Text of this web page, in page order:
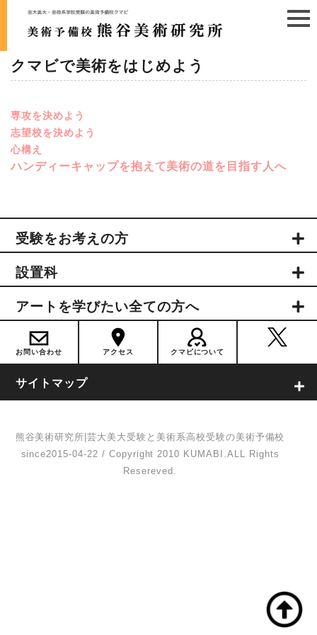
クマビで美術をはじめよう
専攻を決めよう
志望校を決めよう
心構え
ハンディーキャップを抱えて美術の道を目指す人へ
受験をお考えの方
設置科
アートを学びたい全ての方へ
お問い合わせ アクセス クマビについて
サイトマップ
熊谷美術研究所|芸大美大受験と美術系高校受験の美術予備校
since2015-04-22 / Copyright 2010 KUMABI.ALL Rights
Resereved.